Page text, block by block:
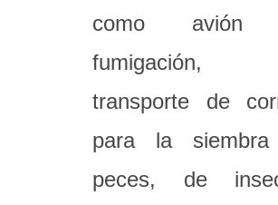
como avión
fumigación,
transporte de
para la
peces, de